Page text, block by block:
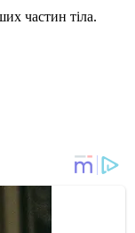
частин тіла.